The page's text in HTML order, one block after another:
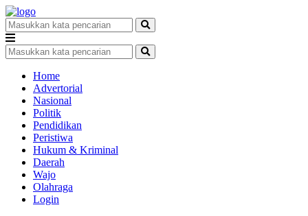
Home
Advertorial
Nasional
Politik
Pendidikan
Peristiwa
Hukum & Kriminal
Daerah
Wajo
Olahraga
Login